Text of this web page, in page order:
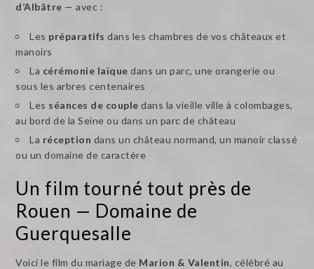
d’Albâtre — avec :
Les préparatifs dans les chambres de vos châteaux et
manoirs
La cérémonie laïque dans un parc, une orangerie ou
sous les arbres centenaires
Les séances de couple dans la vieille ville à colombages,
au bord de la Seine ou dans un parc de château
La réception dans un château normand, un manoir classé
ou un domaine de caractère
Un film tourné tout près de
Rouen — Domaine de
Guerquesalle
Voici le film du mariage de Marion & Valentin, célébré au